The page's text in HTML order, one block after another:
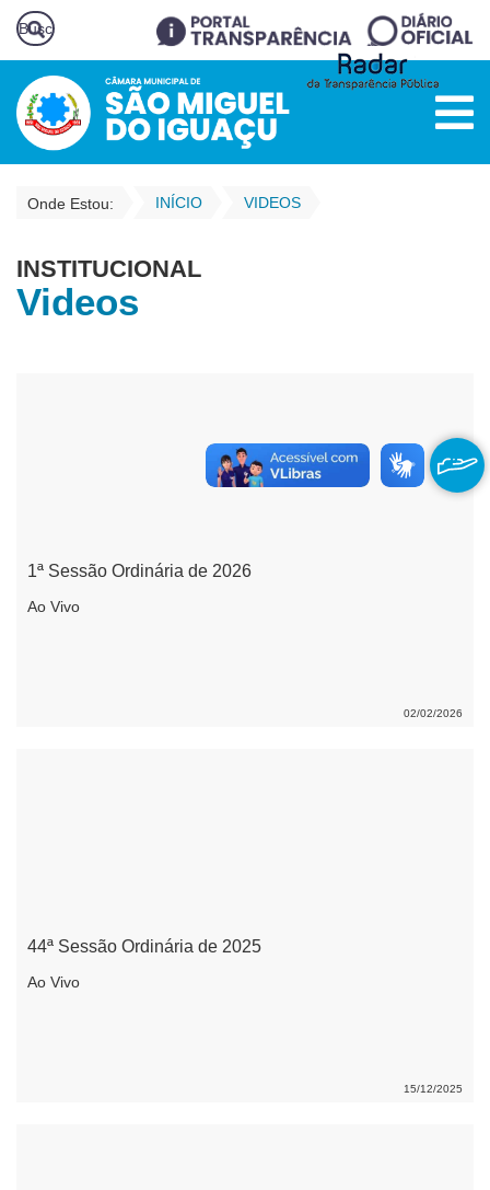
Onde Estou: INÍCIO VIDEOS
INSTITUCIONAL
Videos
1ª Sessão Ordinária de 2026
Ao Vivo
02/02/2026
44ª Sessão Ordinária de 2025
Ao Vivo
15/12/2025